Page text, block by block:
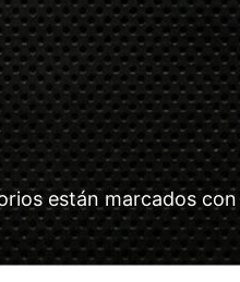
están marcados